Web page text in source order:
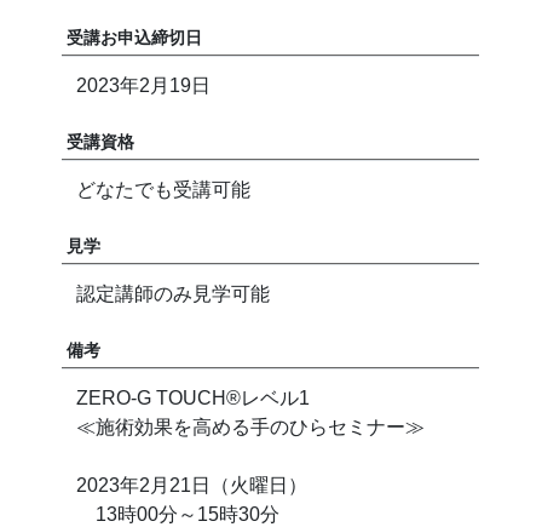
受講お申込締切日
2023年2月19日
受講資格
どなたでも受講可能
見学
認定講師のみ見学可能
備考
ZERO-G TOUCH®︎レベル1
≪施術効果を高める手のひらセミナー≫
2023年2月21日（火曜日）
13時00分～15時30分